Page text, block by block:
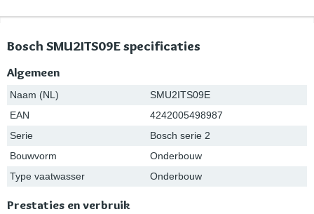
Bosch SMU2ITS09E specificaties
Algemeen
Naam (NL)
SMU2ITS09E
EAN
4242005498987
Serie
Bosch serie 2
Bouwvorm
Onderbouw
Type vaatwasser
Onderbouw
Prestaties en verbruik